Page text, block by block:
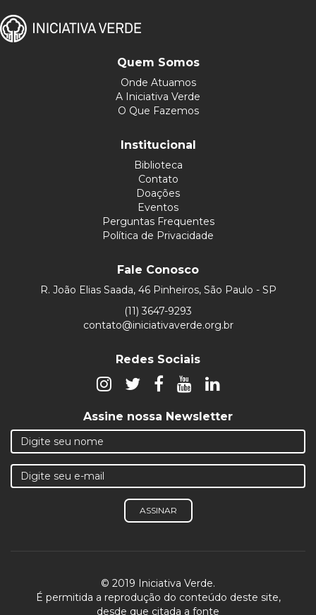
Quem Somos
Onde Atuamos
A Iniciativa Verde
O Que Fazemos
Institucional
Biblioteca
Contato
Doações
Eventos
Perguntas Frequentes
Política de Privacidade
Fale Conosco
R. João Elias Saada, 46 Pinheiros, São Paulo - SP
(11) 3647-9293
contato@iniciativaverde.org.br
Redes Sociais
Assine nossa Newsletter
ASSINAR
© 2019 Iniciativa Verde.
É permitida a reprodução do conteúdo deste site,
desde que citada a fonte